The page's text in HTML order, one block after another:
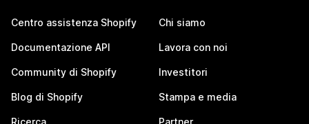
Centro assistenza Shopify
Documentazione API
Community di Shopify
Blog di Shopify
Ricerca
Chi siamo
Lavora con noi
Investitori
Stampa e media
Partner